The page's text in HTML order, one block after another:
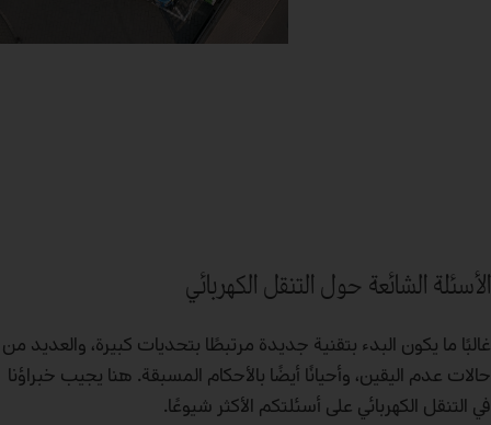
الأسئلة الشائعة حول التنقل الكهربائي
غالبًا ما يكون البدء بتقنية جديدة مرتبطًا بتحديات كبيرة، والعديد من
حالات عدم اليقين، وأحيانًا أيضًا بالأحكام المسبقة. هنا يجيب خبراؤنا
في التنقل الكهربائي على أسئلتكم الأكثر شيوعًا.